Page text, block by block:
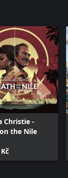
Christie -
the Nile